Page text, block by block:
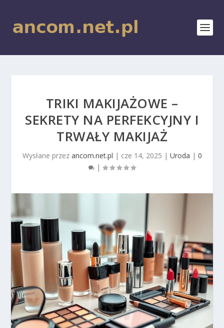
TRIKI MAKIJAŻOWE –
SEKRETY NA PERFEKCYJNY I
TRWAŁY MAKIJAŻ
Wysłane przez ancom.net.pl | cze 14, 2025 | Uroda | 0
|